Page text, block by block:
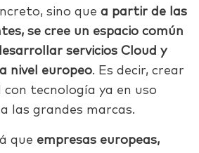
sino que a partir de las
se cree un espacio común
servicios Cloud y
nivel europeo. Es decir, crear
con tecnología ya en uso
las grandes marcas.
que empresas europeas,